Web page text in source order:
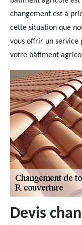
changement est à
cette situation que
vous offrir un service
votre bâtiment
Devis